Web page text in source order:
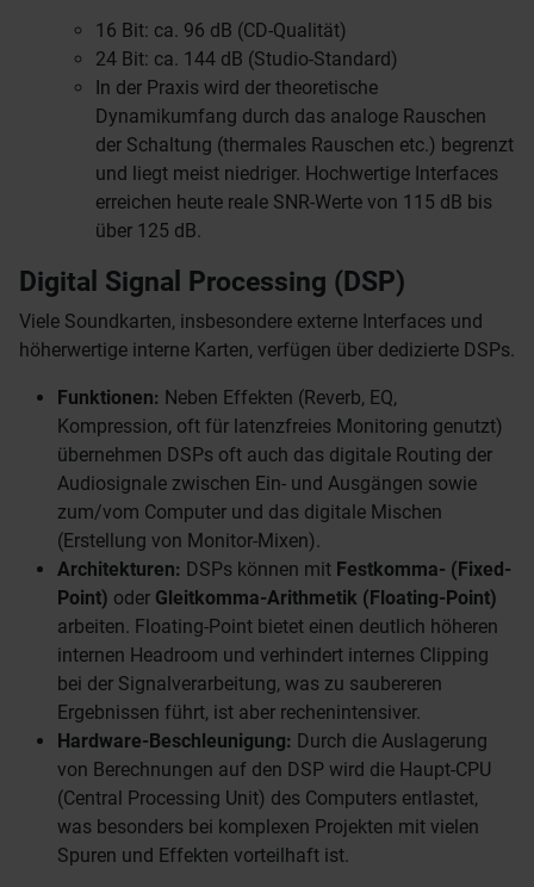
16 Bit: ca. 96 dB (CD-Qualität)
24 Bit: ca. 144 dB (Studio-Standard)
In der Praxis wird der theoretische
Dynamikumfang durch das analoge Rauschen
der Schaltung (thermales Rauschen etc.) begrenzt
und liegt meist niedriger. Hochwertige Interfaces
erreichen heute reale SNR-Werte von 115 dB bis
über 125 dB.
Digital Signal Processing (DSP)
Viele Soundkarten, insbesondere externe Interfaces und
höherwertige interne Karten, verfügen über dedizierte DSPs.
Funktionen: Neben Effekten (Reverb, EQ,
Kompression, oft für latenzfreies Monitoring genutzt)
übernehmen DSPs oft auch das digitale Routing der
Audiosignale zwischen Ein- und Ausgängen sowie
zum/vom Computer und das digitale Mischen
(Erstellung von Monitor-Mixen).
Architekturen: DSPs können mit Festkomma- (Fixed-
Point) oder Gleitkomma-Arithmetik (Floating-Point)
arbeiten. Floating-Point bietet einen deutlich höheren
internen Headroom und verhindert internes Clipping
bei der Signalverarbeitung, was zu saubereren
Ergebnissen führt, ist aber rechenintensiver.
Hardware-Beschleunigung: Durch die Auslagerung
von Berechnungen auf den DSP wird die Haupt-CPU
(Central Processing Unit) des Computers entlastet,
was besonders bei komplexen Projekten mit vielen
Spuren und Effekten vorteilhaft ist.